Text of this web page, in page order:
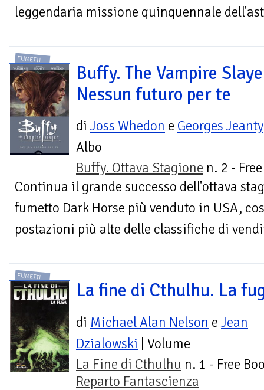
leggendaria missione quinquennale
FUMETTI
Buffy. The Vampire
Nessun futuro per te
di Joss Whedon e Georges Jeanty
Albo
Buffy. Ottava Stagione n. 2 -
Continua il grande successo dell'ottava
fumetto Dark Horse più venduto in USA,
postazioni più alte delle classifiche di
FUMETTI
La fine di Cthulhu. La
di Michael Alan Nelson e Jean
Dzialowski | Volume
La Fine di Cthulhu n. 1 - Free
Reparto Fantascienza